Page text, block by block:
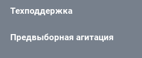
Техподдержка
Предвыборная агитация